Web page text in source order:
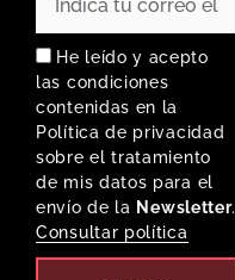
He leído y acepto
las condiciones
contenidas en la
Política de privacidad
sobre el tratamiento
de mis datos para el
envío de la Newsletter.
Consultar política